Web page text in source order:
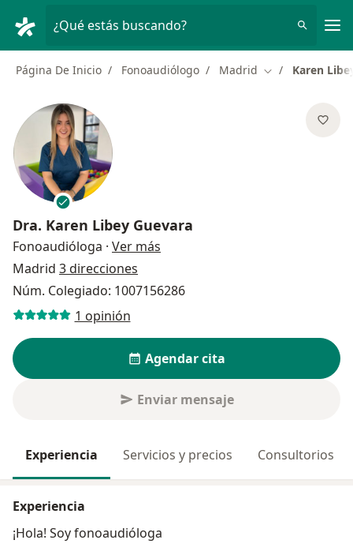
¿Qué estás buscando?
Página De Inicio Fonoaudiólogo Madrid Cambiar de
Karen
Dra. Karen Libey Guevara
Fonoaudióloga · Ver más
Madrid 3 direcciones
Núm. Colegiado: 1007156286
1 opinión
Agendar cita
Enviar mensaje
Experiencia Servicios y precios Consultorios
Experiencia
¡Hola! Soy fonoaudióloga